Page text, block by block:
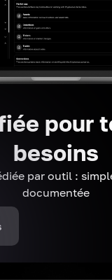
pour
besoins
par outil :
documentée